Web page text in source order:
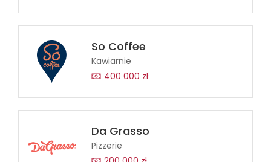
So Coffee
Kawiarnie
400 000 zł
Da Grasso
Pizzerie